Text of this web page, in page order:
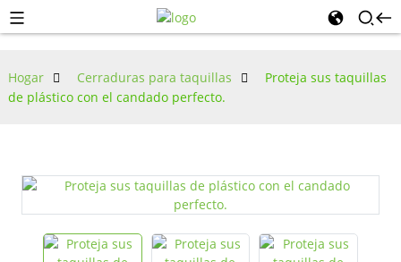
Hogar Cerraduras para taquillas
Proteja sus taquillas
de plástico con el candado perfecto.